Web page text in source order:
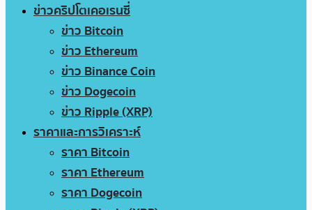
ข่าวคริปโตเคอเรนซี่
ข่าว Bitcoin
ข่าว Ethereum
ข่าว Binance Coin
ข่าว Dogecoin
ข่าว Ripple (XRP)
ราคาและการวิเคราะห์
ราคา Bitcoin
ราคา Ethereum
ราคา Dogecoin